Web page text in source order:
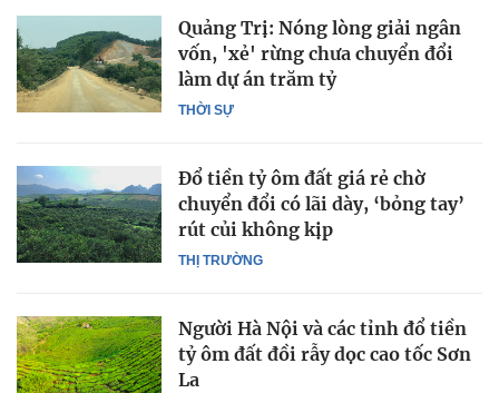
THỜI SỰ
Quảng Trị: Nóng lòng giải ngân
vốn, 'xẻ' rừng chưa chuyển đổi
làm dự án trăm tỷ
THỊ TRƯỜNG
Đổ tiền tỷ ôm đất giá rẻ chờ
chuyển đổi có lãi dày, ‘bỏng tay’
rút củi không kịp
Người Hà Nội và các tỉnh đổ tiền
tỷ ôm đất đồi rẫy dọc cao tốc Sơn
La